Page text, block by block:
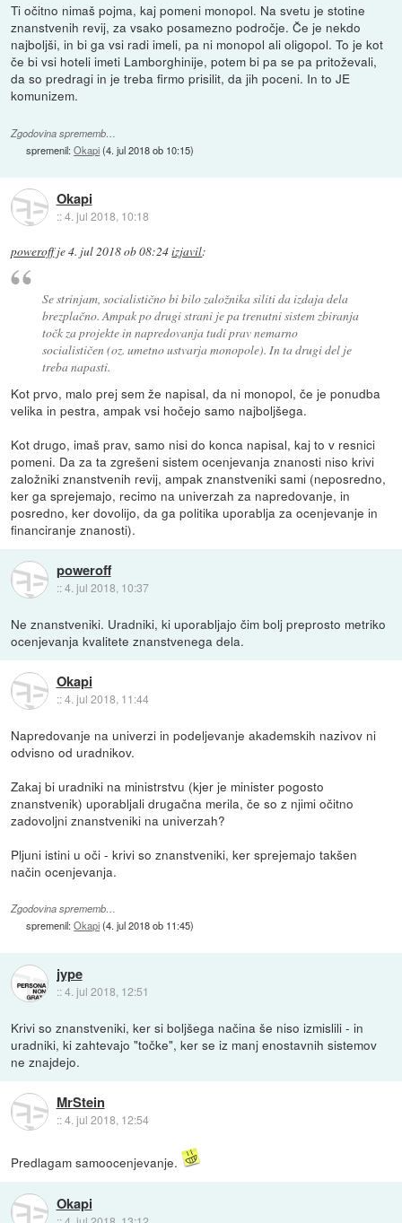
Ti očitno nimaš pojma, kaj pomeni monopol. Na svetu je stotine
znanstvenih revij, za vsako posamezno področje. Če je nekdo
najboljši, in bi ga vsi radi imeli, pa ni monopol ali oligopol. To je kot
če bi vsi hoteli imeti Lamborghinije, potem bi pa se pa pritoževali,
da so predragi in je treba firmo prisilit, da jih poceni. In to JE
komunizem.
Zgodovina sprememb…
spremenil:Okapi(4. jul 2018 ob 10:15)
Okapi
::4. jul 2018, 10:18
poweroffje4. jul 2018 ob 08:24izjavil:
Se strinjam, socialistično bi bilo založnika siliti da izdaja dela
brezplačno. Ampak po drugi strani je pa trenutni sistem zbiranja
točk za projekte in napredovanja tudi prav nemarno
socialističen (oz. umetno ustvarja monopole). In ta drugi del je
treba napasti.
Kot prvo, malo prej sem že napisal, da ni monopol, če je ponudba
velika in pestra, ampak vsi hočejo samo najboljšega.
Kot drugo, imaš prav, samo nisi do konca napisal, kaj to v resnici
pomeni. Da za ta zgrešeni sistem ocenjevanja znanosti niso krivi
založniki znanstvenih revij, ampak znanstveniki sami (neposredno,
ker ga sprejemajo, recimo na univerzah za napredovanje, in
posredno, ker dovolijo, da ga politika uporablja za ocenjevanje in
financiranje znanosti).
poweroff
::4. jul 2018, 10:37
Ne znanstveniki. Uradniki, ki uporabljajo čim bolj preprosto metriko
ocenjevanja kvalitete znanstvenega dela.
Okapi
::4. jul 2018, 11:44
Napredovanje na univerzi in podeljevanje akademskih nazivov ni
odvisno od uradnikov.
Zakaj bi uradniki na ministrstvu (kjer je minister pogosto
znanstvenik) uporabljali drugačna merila, če so z njimi očitno
zadovoljni znanstveniki na univerzah?
Pljuni istini u oči - krivi so znanstveniki, ker sprejemajo takšen
način ocenjevanja.
Zgodovina sprememb…
spremenil:Okapi(4. jul 2018 ob 11:45)
jype
::4. jul 2018, 12:51
Krivi so znanstveniki, ker si boljšega načina še niso izmislili - in
uradniki, ki zahtevajo "točke", ker se iz manj enostavnih sistemov
ne znajdejo.
MrStein
::4. jul 2018, 12:54
Predlagam samoocenjevanje.
Okapi